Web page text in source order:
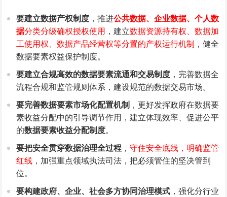
要建立数据产权制度 ，推进公共数据、企业数据、个人数
据分类分级确权授权使用 ，建立数据资源持有权、数据加
工使用权、数据产品经营权等分置的产权运行机制 ，健全
数据要素权益保护制度。
要建立合规高效的数据要素流通和交易制度 ，完善数据全
流程合规和监管规则体系，建设规范的数据交易市场。
要完善数据要素市场化配置机制 ，更好发挥政府在数据要
素收益分配中的引导调节作用，建立体现效率、促进公平
的数据要素收益分配制度。
要把安全贯穿数据治理全过程 ，守住安全底线，明确监管
红线 ，加强重点领域执法司法，把必须管住的坚决管到
位。
要构建政府、企业、社会多方协同治理模式 ，强化分行业